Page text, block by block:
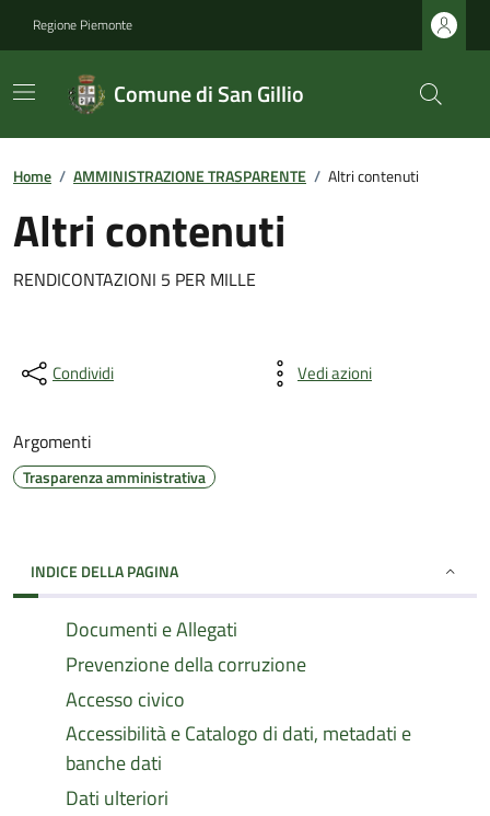
Regione Piemonte
Comune di San Gillio
Home / AMMINISTRAZIONE TRASPARENTE / Altri contenuti
Altri contenuti
RENDICONTAZIONI 5 PER MILLE
Condividi Vedi azioni
Argomenti
Trasparenza amministrativa
INDICE DELLA PAGINA
Documenti e Allegati
Prevenzione della corruzione
Accesso civico
Accessibilità e Catalogo di dati, metadati e
banche dati
Dati ulteriori